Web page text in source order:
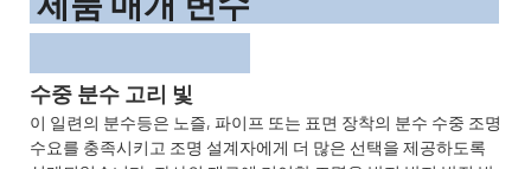
수중 분수 고리 빛
이 일련의 분수등은 노즐, 파이프 또는 표면 장착의 분수 수중 조명
수요를 충족시키고 조명 설계자에게 더 많은 선택을 제공하도록